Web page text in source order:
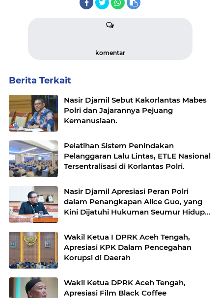
komentar
Berita Terkait
Nasir Djamil Sebut Kakorlantas Mabes
Polri dan Jajarannya Pejuang
Kemanusiaan.
Pelatihan Sistem Penindakan
Pelanggaran Lalu Lintas, ETLE Nasional
Tersentralisasi di Korlantas Polri.
Nasir Djamil Apresiasi Peran Polri
dalam Penangkapan Alice Guo, yang
Kini Dijatuhi Hukuman Seumur Hidup
Wakil Ketua I DPRK Aceh Tengah,
Apresiasi KPK Dalam Pencegahan
Korupsi di Daerah
Wakil Ketua DPRK Aceh Tengah,
Apresiasi Film Black Coffee